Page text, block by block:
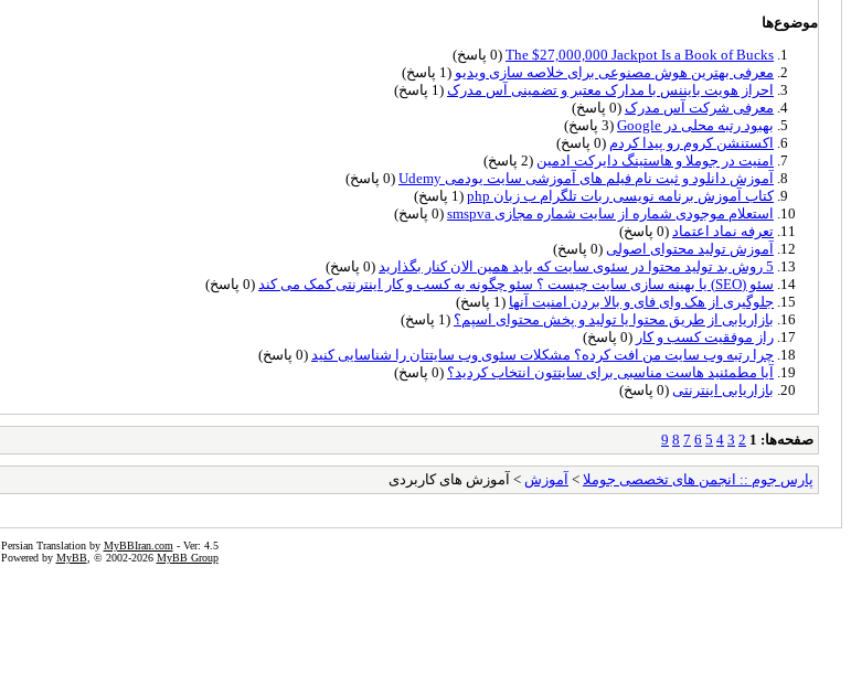
موضوع‌ها
The $27,000,000 Jackpot Is a Book of Bucks (0 پاسخ)
معرفی بهترین هوش مصنوعی برای خلاصه سازی ویدیو (1 پاسخ)
احراز هویت بایننس با مدارک معتبر و تضمینی آس مدرک (1 پاسخ)
معرفی شرکت آس مدرک (0 پاسخ)
بهبود رتبه محلی در Google
(3 پاسخ)
اکستنشن کروم رو پیدا کردم (0 پاسخ)
امنیت در جوملا و هاستینگ دایرکت ادمین (2 پاسخ)
آموزش دانلود و ثبت نام فیلم های آموزشی سایت یودمی Udemy
(0 پاسخ)
کتاب آموزش برنامه نویسی ربات تلگرام ب زبان php
(1 پاسخ)
استعلام موجودی شماره از سایت شماره مجازی smspva
(0 پاسخ)
تعرفه نماد اعتماد (0 پاسخ)
آموزش تولید محتوای اصولی (0 پاسخ)
5 روش بد تولید محتوا در سئوی سایت که باید همین الان کنار بگذارید
(0 پاسخ)
سئو (SEO) یا بهینه سازی سایت چیست ؟ سئو چگونه به کسب و کار اینترنتی کمک می کند
(0 پاسخ)
جلوگیری از هک وای فای و بالا بردن امنیت آنها (1 پاسخ)
بازاریابی از طریق محتوا یا تولید و پخش محتوای اسپم؟ (1 پاسخ)
راز موفقیت کسب و کار (0 پاسخ)
چرا رتبه وب سایت من افت کرده؟ مشکلات سئوی وب سایتتان را شناسایی کنید (0 پاسخ)
آیا مطمئنید هاست مناسبی برای سایتتون انتخاب کردید؟ (0 پاسخ)
بازاریابی اینترنتی (0 پاسخ)
صفحه‌ها: 1
2
3
4
5
6
7
8
9
پارس جوم :: انجمن های تخصصی جوملا > آموزش > آموزش های کاربردی
Persian Translation by MyBBIran.com - Ver: 4.5
Powered by MyBB, © 2002-2026 MyBB Group